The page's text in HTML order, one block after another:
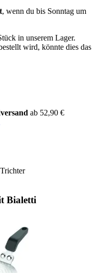
, wenn du bis Sonntag um
in unserem Lager.
wird, könnte dies das
ab 52,90 €
Bialetti